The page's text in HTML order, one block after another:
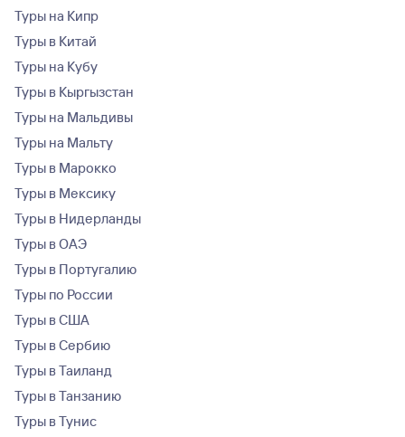
Туры на Кипр
Туры в Китай
Туры на Кубу
Туры в Кыргызстан
Туры на Мальдивы
Туры на Мальту
Туры в Марокко
Туры в Мексику
Туры в Нидерланды
Туры в ОАЭ
Туры в Португалию
Туры по России
Туры в США
Туры в Сербию
Туры в Таиланд
Туры в Танзанию
Туры в Тунис